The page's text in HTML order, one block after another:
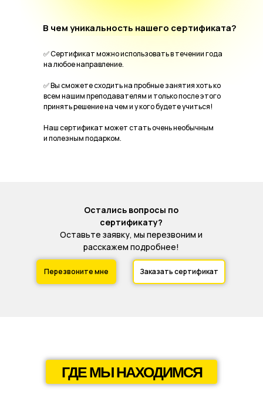
✅ Сертификат можно использовать в течении года
на любое направление.
✅ Вы сможете сходить на пробные занятия хоть ко
всем нашим преподавателям и только после этого
принять решение на чем и у кого будете учиться!
Наш сертификат может стать очень необычным
и полезным подарком.
В чем уникальность нашего сертификата?
Остались вопросы по
сертификату?
Оставьте заявку, мы перезвоним и
расскажем подробнее!
Перезвоните мне Заказать сертификат
ГДЕ МЫ НАХОДИМСЯ